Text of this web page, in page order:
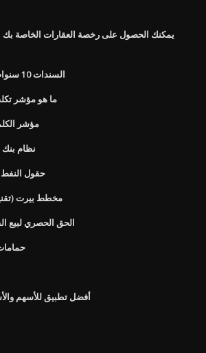
يمكنك الحصول على رخصة العقارات الخاصة بك
السندات 10 سنوات العائد لنا الرسم البياني
ما هو مؤشر
مؤشر
نظام بنك
حقول
مخطط بيرت
الحق الحصري لبيع
حمامات
أفضل تطبيق للأسهم